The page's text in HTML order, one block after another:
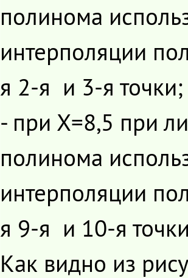
полинома
интерполяции
я 2-я и 3-я точки;
- при Х=8,5 при
полинома
интерполяции
я 9-я и 10-я
Как видно из